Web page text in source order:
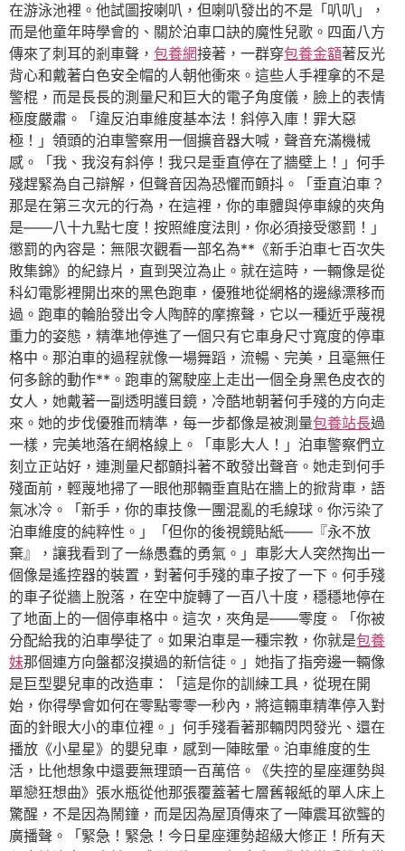
在游泳池裡。他試圖按喇叭，但喇叭發出的不是「叭叭」，
而是他童年時學會的、關於泊車口訣的魔性兒歌。四面八方
傳來了刺耳的剎車聲， 包養網接著，一群穿包養金額著反光
背心和戴著白色安全帽的人朝他衝來。這些人手裡拿的不是
警棍，而是長長的測量尺和巨大的電子角度儀，臉上的表情
極度嚴肅。「違反泊車維度基本法！斜停入庫！罪大惡
極！」領頭的泊車警察用一個擴音器大喊，聲音充滿機械
感。「我、我沒有斜停！我只是垂直停在了牆壁上！」何手
殘趕緊為自己辯解，但聲音因為恐懼而顫抖。「垂直泊車？
那是在第三次元的行為，在這裡，你的車體與停車線的夾角
是——八十九點七度！按照維度法則，你必須接受懲罰！」
懲罰的內容是：無限次觀看一部名為**《新手泊車七百次失
敗集錦》的紀錄片，直到哭泣為止。就在這時，一輛像是從
科幻電影裡開出來的黑色跑車，優雅地從網格的邊緣漂移而
過。跑車的輪胎發出令人陶醉的摩擦聲，它以一種近乎蔑視
重力的姿態，精準地停進了一個只有它車身尺寸寬度的停車
格中。那泊車的過程就像一場舞蹈，流暢、完美，且毫無任
何多餘的動作**。跑車的駕駛座上走出一個全身黑色皮衣的
女人，她戴著一副透明護目鏡，冷酷地朝著何手殘的方向走
來。她的步伐優雅而精準，每一步都像是被測量包養站長過
一樣，完美地落在網格線上。「車影大人！」泊車警察們立
刻立正站好，連測量尺都顫抖著不敢發出聲音。她走到何手
殘面前，輕蔑地掃了一眼他那輛垂直貼在牆上的掀背車，語
氣冰冷。「新手，你的車技像一團混亂的毛線球。你污染了
泊車維度的純粹性。」「但你的後視鏡貼紙——『永不放
棄』，讓我看到了一絲愚蠢的勇氣。」車影大人突然掏出一
個像是遙控器的裝置，對著何手殘的車子按了一下。何手殘
的車子從牆上脫落，在空中旋轉了一百八十度，穩穩地停在
了地面上的一個停車格中。這次，夾角是——零度。「你被
分配給我的泊車學徒了。如果泊車是一種宗教，你就是包養
妹那個連方向盤都沒摸過的新信徒。」她指了指旁邊一輛像
是巨型嬰兒車的改造車：「這是你的訓練工具，從現在開
始，你得學會如何在零點零零一秒內，將這輛車精準停入對
面的針眼大小的車位裡。」何手殘看著那輛閃閃發光、還在
播放《小星星》的嬰兒車，感到一陣眩暈。泊車維度的生
活，比他想象中還要無理頭一百萬倍。《失控的星座運勢與
單戀狂想曲》張水瓶從他那張覆蓋著七層舊報紙的單人床上
驚醒，不是因為鬧鐘，而是因為屋頂傳來了一陣震耳欲聾的
廣播聲。「緊急！緊急！今日星座運勢超級大修正！所有天